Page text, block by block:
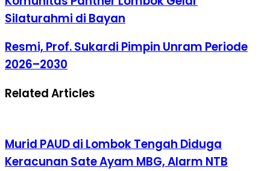
Silaturahmi di Bayan
Resmi, Prof. Sukardi Pimpin Unram Periode
2026–2030
Related Articles
Murid PAUD di Lombok Tengah Diduga
Keracunan Sate Ayam MBG, Alarm NTB